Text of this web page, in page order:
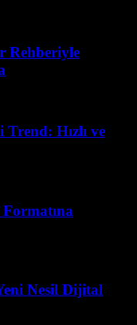
Rehberiyle
Hızlı ve
Nesil Dijital